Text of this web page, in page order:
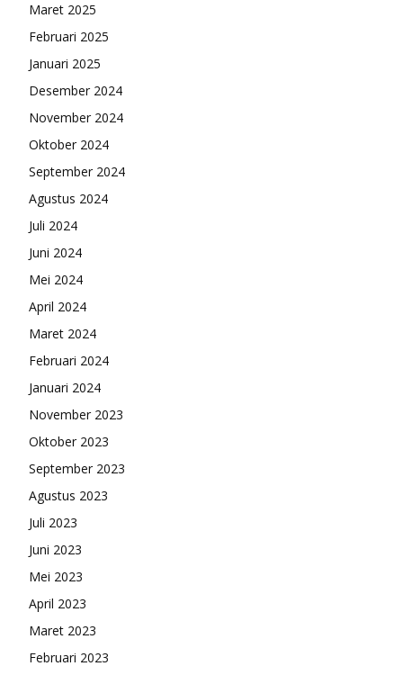
Maret 2025
Februari 2025
Januari 2025
Desember 2024
November 2024
Oktober 2024
September 2024
Agustus 2024
Juli 2024
Juni 2024
Mei 2024
April 2024
Maret 2024
Februari 2024
Januari 2024
November 2023
Oktober 2023
September 2023
Agustus 2023
Juli 2023
Juni 2023
Mei 2023
April 2023
Maret 2023
Februari 2023